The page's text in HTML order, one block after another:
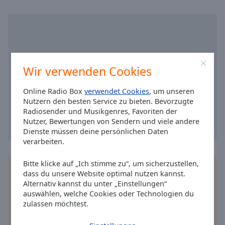
Wir verwenden Cookies
Online Radio Boxverwendet Cookies, um unseren
Nutzern den besten Service zu bieten. Bevorzugte
Radiosender und Musikgenres, Favoriten der
Nutzer, Bewertungen von Sendern und viele andere
Dienste müssen deine persönlichen Daten
verarbeiten.
Bitte klicke auf „Ich stimme zu“, um sicherzustellen,
dass du unsere Website optimal nutzen kannst.
Alternativ kannst du unter „Einstellungen“
auswählen, welche Cookies oder Technologien du
zulassen möchtest.
dialog
Installieren Sie gratisGratisappauf Ihrem
Smartphone die Online Radio Box-App und hören
Sie Ihr Lieblingsradio online an, wo Sie immer